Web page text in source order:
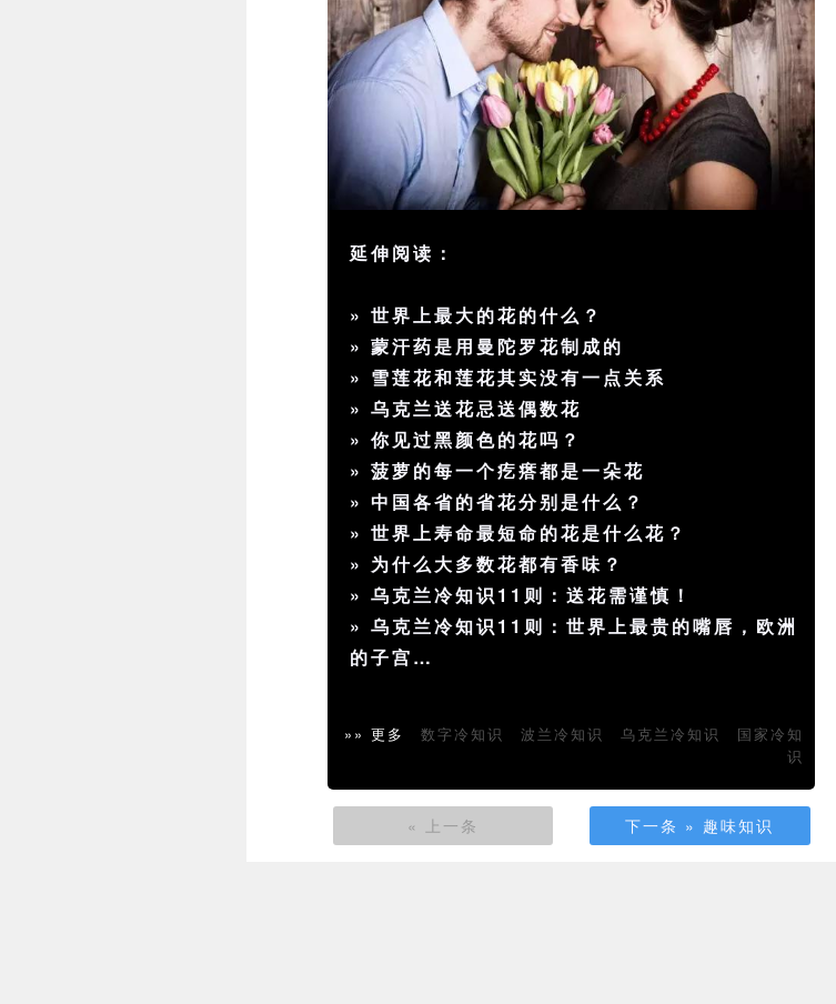
延伸阅读：
»世界上最大的花的什么？
»蒙汗药是用曼陀罗花制成的
» 雪莲花和莲花其实没有一点关系
»乌克兰送花忌送偶数花
»你见过黑颜色的花吗？
»菠萝的每一个疙瘩都是一朵花
»中国各省的省花分别是什么？
»世界上寿命最短命的花是什么花？
» 为什么大多数花都有香味？
»乌克兰冷知识11则：送花需谨慎！
»乌克兰冷知识11则：世界上最贵的嘴唇，欧洲
的子宫…
»» 更多 数字冷知识 波兰冷知识 乌克兰冷知识
国家冷知
识
« 上一条 下一条 » 趣味知识